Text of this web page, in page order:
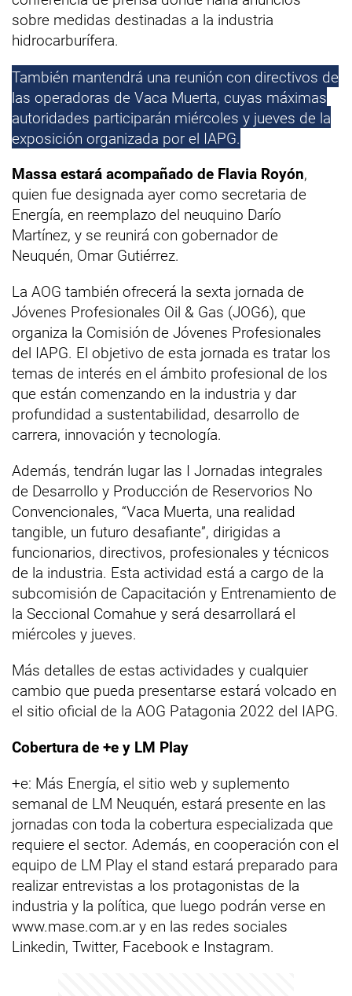
sobre medidas destinadas a la industria
hidrocarburífera.
También mantendrá una reunión con directivos de
las operadoras de Vaca Muerta, cuyas máximas
autoridades participarán miércoles y jueves de la
exposición organizada por el IAPG.
Massa estará acompañado de Flavia Royón,
quien fue designada ayer como secretaria de
Energía, en reemplazo del neuquino Darío
Martínez, y se reunirá con gobernador de
Neuquén, Omar Gutiérrez.
La AOG también ofrecerá la sexta jornada de
Jóvenes Profesionales Oil & Gas (JOG6), que
organiza la Comisión de Jóvenes Profesionales
del IAPG. El objetivo de esta jornada es tratar los
temas de interés en el ámbito profesional de los
que están comenzando en la industria y dar
profundidad a sustentabilidad, desarrollo de
carrera, innovación y tecnología.
Además, tendrán lugar las I Jornadas integrales
de Desarrollo y Producción de Reservorios No
Convencionales, “Vaca Muerta, una realidad
tangible, un futuro desafiante”, dirigidas a
funcionarios, directivos, profesionales y técnicos
de la industria. Esta actividad está a cargo de la
subcomisión de Capacitación y Entrenamiento de
la Seccional Comahue y será desarrollará el
miércoles y jueves.
Más detalles de estas actividades y cualquier
cambio que pueda presentarse estará volcado en
el sitio oficial de la AOG Patagonia 2022 del IAPG.
Cobertura de +e y LM Play
+e: Más Energía, el sitio web y suplemento
semanal de LM Neuquén, estará presente en las
jornadas con toda la cobertura especializada que
requiere el sector. Además, en cooperación con el
equipo de LM Play el stand estará preparado para
realizar entrevistas a los protagonistas de la
industria y la política, que luego podrán verse en
www.mase.com.ar y en las redes sociales
Linkedin, Twitter, Facebook e Instagram.